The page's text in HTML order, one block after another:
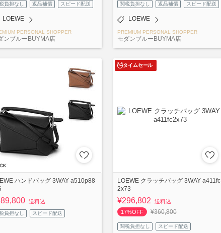
負担なし 返品補償 スピード配送
LOEWE
PERSONAL SHOPPER
ンブルーBUYMA店
関税負担なし 返品補償 スピード配送
LOEWE
PREMIUM PERSONAL SHOPPER
モダンブルーBUYMA店
ハンドバッグ 3WAY a510p88
送料込
負担なし スピード配送
タイムセール
LOEWE クラッチバッグ 3WAY a411fc
2x73
¥296,802
送料込
17%OFF
¥360,800
関税負担なし スピード配送